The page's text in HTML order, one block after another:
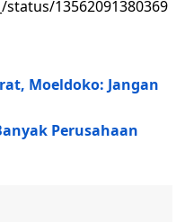
13562091380369
Moeldoko: Jangan
Perusahaan